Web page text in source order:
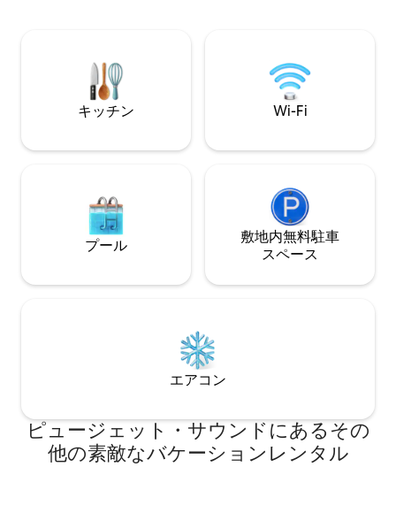
コートが用意されています。 The Loftは
別途ご利用いただけます。敷地内の空室
状況についてはお問い合わせください。
書をしたり、プロ
り、単にスローダ
独立したスタジオ
間とスペースがな
キッチン Wi-Fi
プール
敷地内無料駐⁠車
ス⁠ペ⁠ー⁠ス
エアコン
ピュージェット・サウンドにあるその
他の素敵なバケーションレンタル